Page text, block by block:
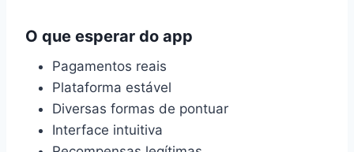
O que esperar do app
Pagamentos reais
Plataforma estável
Diversas formas de pontuar
Interface intuitiva